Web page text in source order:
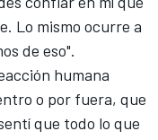
Lo mismo ocurre a
de eso".
humana
o por fuera, que
que todo lo que